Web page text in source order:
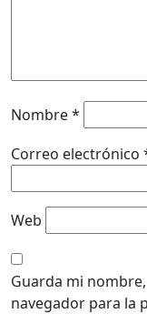
Nombre*
Correo electrónico
Web
Guarda mi
navegador para la